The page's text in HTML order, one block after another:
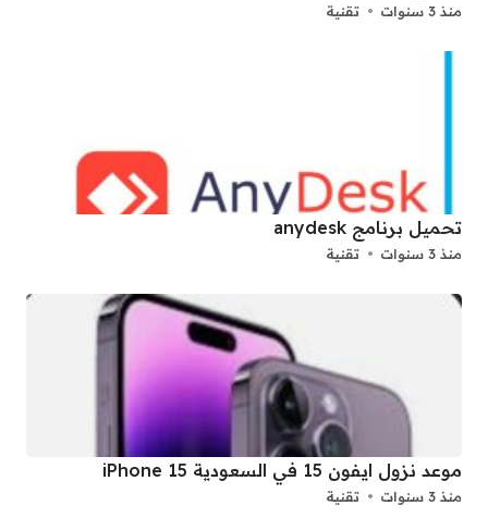
منذ 3 سنوات تقنية
تحميل برنامج anydesk
منذ 3 سنوات تقنية
موعد نزول ايفون 15 في السعودية iPhone 15
منذ 3 سنوات تقنية